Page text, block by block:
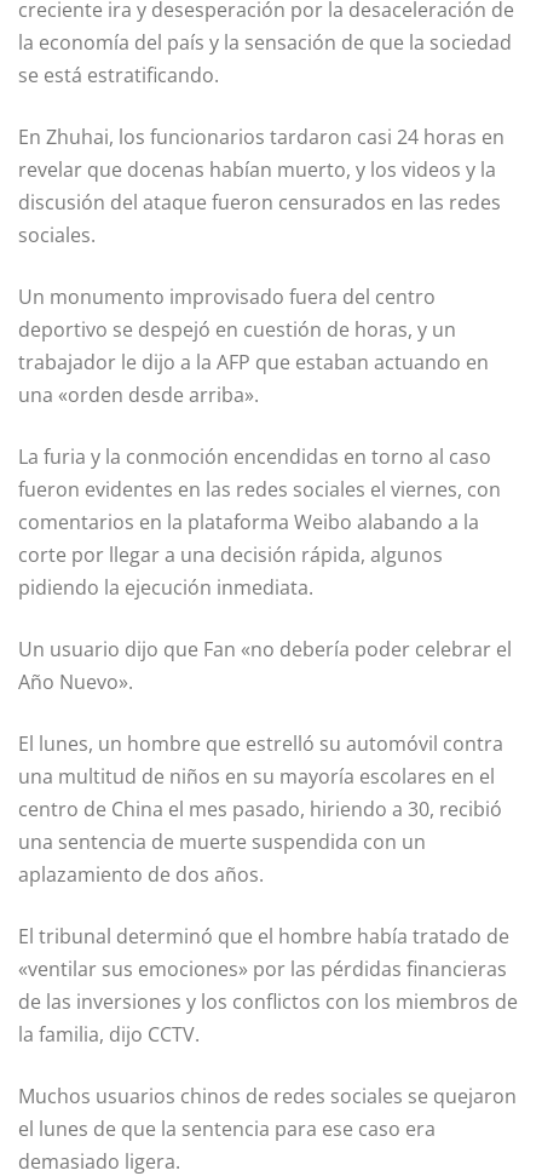
creciente ira y desesperación por la desaceleración de
la economía del país y la sensación de que la sociedad
se está estratificando.
En Zhuhai, los funcionarios tardaron casi 24 horas en
revelar que docenas habían muerto, y los videos y la
discusión del ataque fueron censurados en las redes
sociales.
Un monumento improvisado fuera del centro
deportivo se despejó en cuestión de horas, y un
trabajador le dijo a la AFP que estaban actuando en
una «orden desde arriba».
La furia y la conmoción encendidas en torno al caso
fueron evidentes en las redes sociales el viernes, con
comentarios en la plataforma Weibo alabando a la
corte por llegar a una decisión rápida, algunos
pidiendo la ejecución inmediata.
Un usuario dijo que Fan «no debería poder celebrar el
Año Nuevo».
El lunes, un hombre que estrelló su automóvil contra
una multitud de niños en su mayoría escolares en el
centro de China el mes pasado, hiriendo a 30, recibió
una sentencia de muerte suspendida con un
aplazamiento de dos años.
El tribunal determinó que el hombre había tratado de
«ventilar sus emociones» por las pérdidas financieras
de las inversiones y los conflictos con los miembros de
la familia, dijo CCTV.
Muchos usuarios chinos de redes sociales se quejaron
el lunes de que la sentencia para ese caso era
demasiado ligera.